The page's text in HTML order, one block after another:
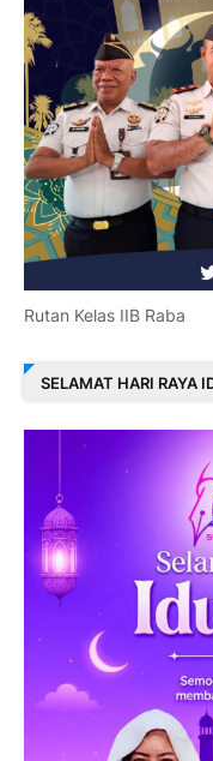
Rutan Kelas IIB Raba
SELAMAT HARI RAYA